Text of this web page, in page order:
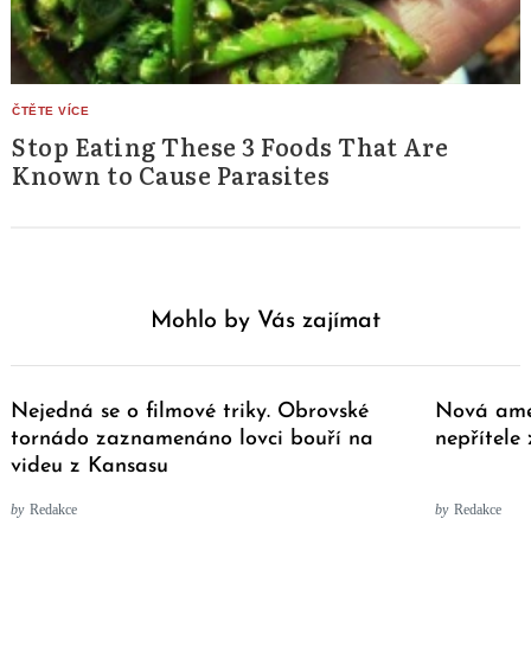
Stop Eating These 3 Foods That Are
Known to Cause Parasites
Mohlo by Vás zajímat
Nejedná se o filmové triky. Obrovské
tornádo zaznamenáno lovci bouří na
videu z Kansasu
by Redakce
Nová
nepřítele
by Redakce